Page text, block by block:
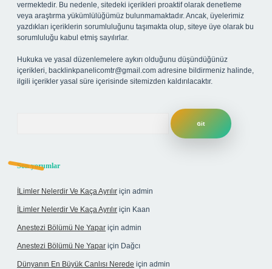
vermektedir. Bu nedenle, sitedeki içerikleri proaktif olarak denetleme
veya araştırma yükümlülüğümüz bulunmamaktadır. Ancak, üyelerimiz
yazdıkları içeriklerin sorumluluğunu taşımakta olup, siteye üye olarak bu
sorumluluğu kabul etmiş sayılırlar.
Hukuka ve yasal düzenlemelere aykırı olduğunu düşündüğünüz
içerikleri, backlinkpanelicomtr@gmail.com adresine bildirmeniz halinde,
ilgili içerikler yasal süre içerisinde sitemizden kaldırılacaktır.
Son yorumlar
İLimler Nelerdir Ve Kaça Ayrılır için admin
İLimler Nelerdir Ve Kaça Ayrılır için Kaan
Anestezi Bölümü Ne Yapar için admin
Anestezi Bölümü Ne Yapar için Dağcı
Dünyanın En Büyük Canlısı Nerede için admin